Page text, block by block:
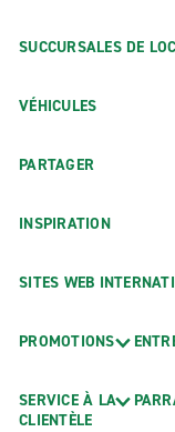
SUCCURSALES DE
VÉHICULES
PARTAGER
INSPIRATION
SITES WEB
PROMOTIONS
SERVICE À LA
CLIENTÈLE